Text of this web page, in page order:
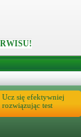
Ucz się efektywniej
rozwiązując test